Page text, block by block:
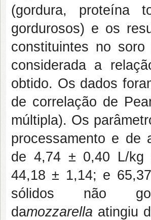
(gordura, proteína
gordurosos) e os
constituintes no
considerada a
obtido. Os dados
de correlação de
múltipla). Os
processamento e de
de 4,74 ± 0,40 L/kg
44,18± 1,14; e 65,37
sólidos não
damozzarella atingiu